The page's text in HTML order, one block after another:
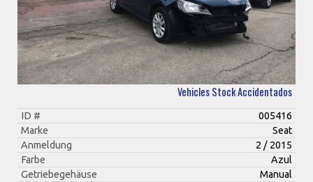
Vehicles Stock Accidentados
ID #
005416
Marke
Seat
Anmeldung
2 / 2015
Farbe
Azul
Getriebegehäuse
Manual